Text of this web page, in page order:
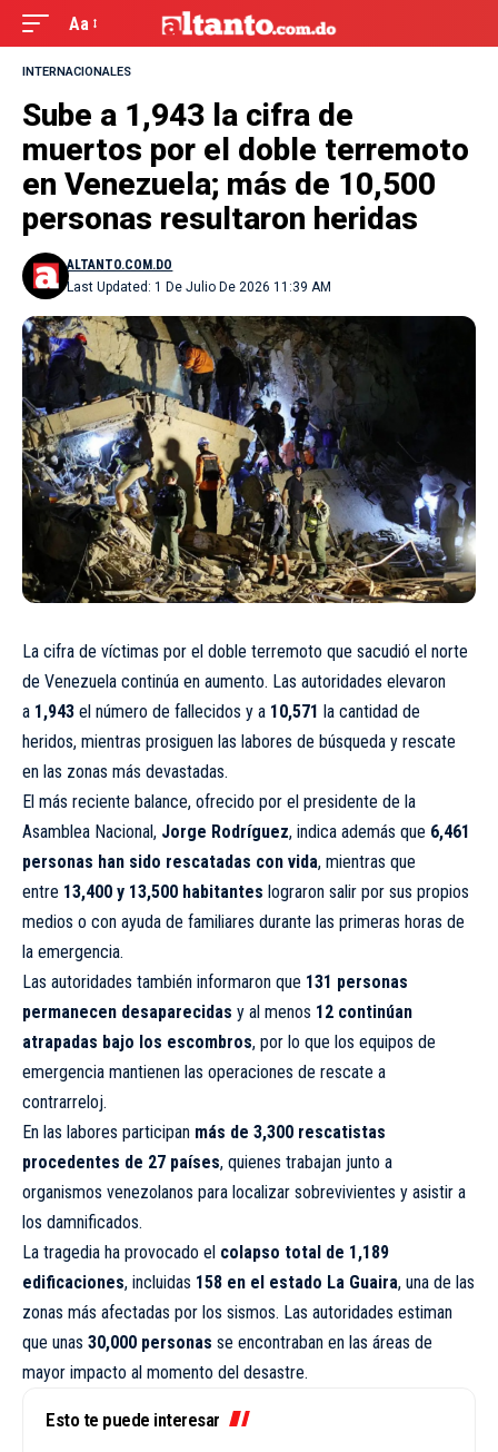
Aa
INTERNACIONALES
Sube a 1,943 la cifra de
muertos por el doble terremoto
en Venezuela; más de 10,500
personas resultaron heridas
Last Updated: 1 De Julio De 2026 11:39 AM
ALTANTO.COM.DO
La cifra de víctimas por el doble terremoto que sacudió el norte
de Venezuela continúa en aumento. Las autoridades elevaron
a 1,943 el número de fallecidos y a 10,571 la cantidad de
heridos, mientras prosiguen las labores de búsqueda y rescate
en las zonas más devastadas.
El más reciente balance, ofrecido por el presidente de la
Asamblea Nacional, Jorge Rodríguez, indica además que 6,461
personas han sido rescatadas con vida, mientras que
entre 13,400 y 13,500 habitantes lograron salir por sus propios
medios o con ayuda de familiares durante las primeras horas de
la emergencia.
Las autoridades también informaron que 131 personas
permanecen desaparecidas y al menos 12 continúan
atrapadas bajo los escombros, por lo que los equipos de
emergencia mantienen las operaciones de rescate a
contrarreloj.
En las labores participan más de 3,300 rescatistas
procedentes de 27 países, quienes trabajan junto a
organismos venezolanos para localizar sobrevivientes y asistir a
los damnificados.
La tragedia ha provocado el colapso total de 1,189
edificaciones, incluidas 158 en el estado La Guaira, una de las
zonas más afectadas por los sismos. Las autoridades estiman
que unas 30,000 personas se encontraban en las áreas de
mayor impacto al momento del desastre.
Esto te puede interesar